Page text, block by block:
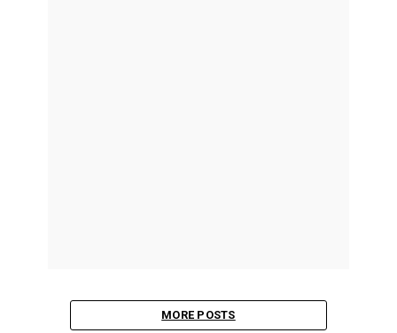
MORE POSTS